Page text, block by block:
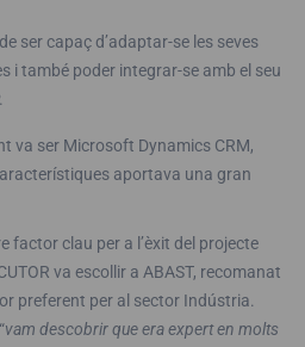
ser capaç d’adaptar-se les seves
i també poder integrar-se amb el seu
va ser Microsoft Dynamics CRM,
aportava una gran
factor clau per a l’èxit del projecte
va escollir a ABAST, recomanat
preferent per al sector Indústria.
vam descobrir que era expert en molts